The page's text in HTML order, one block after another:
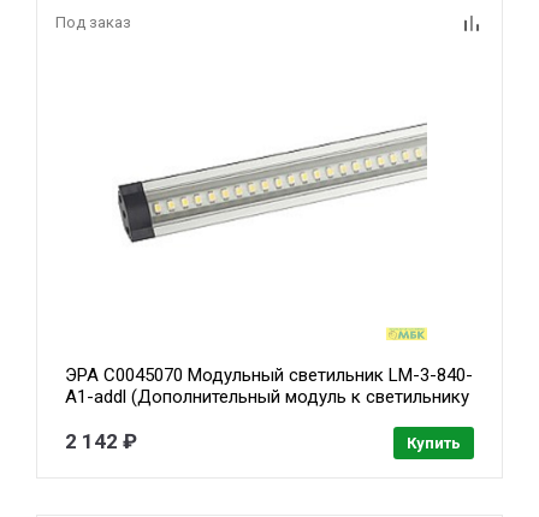
Под заказ
ЭРА C0045070 Модульный светильник LM-3-840-
A1-addl (Дополнительный модуль к светильнику
крепежные клипсы, двусторонний скотч, соед.
2 142 ₽ Купить